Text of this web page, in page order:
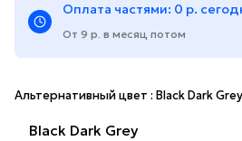
Оплата частями: 0 р.
От 9 р. в месяц потом
Альтернативный цвет : Black Dark Grey
Black Dark Grey